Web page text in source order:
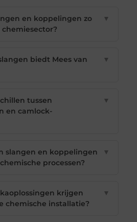
en koppelingen zo
▼
biedt Mees van
▼
tussen
en camlock-
▼
slangen en koppelingen
processen?
▼
krijgen
chemische installatie?
▼